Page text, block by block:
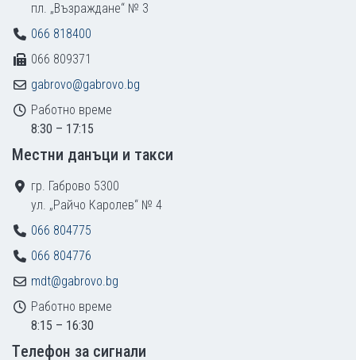
пл. „Възраждане“ № 3
066 818400
066 809371
gabrovo@gabrovo.bg
Работно време
8:30 – 17:15
Местни данъци и такси
гр. Габрово 5300
ул. „Райчо Каролев“ № 4
066 804775
066 804776
mdt@gabrovo.bg
Работно време
8:15 – 16:30
Tелефон за сигнали